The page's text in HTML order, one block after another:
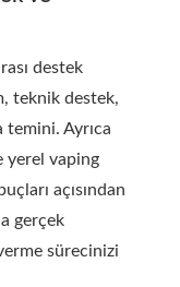
destek
teknik destek,
temini. Ayrıca
yerel vaping
açısından
gerçek
sürecinizi